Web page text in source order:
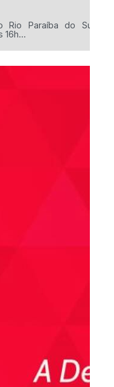
Paraíba do Sul
16h...